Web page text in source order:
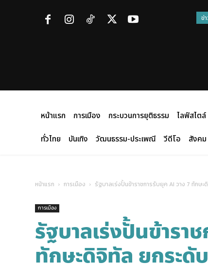
ข่
หน้าแรก การเมือง กระบวนการยุติธรรม ไลฟ์สไตล์
ทั่วไทย
บันเทิง วัฒนธรรม-ประเพณี วีดีโอ สังคม
หน้าแรก การเมือง รัฐบาลเร่งปั้นข้าราชการรับยุค AI วาง 7 ทักษ
การเมือง
รัฐบาลเร่งปั้นข้ารา
ทักษะดิจิทัล ยกระ